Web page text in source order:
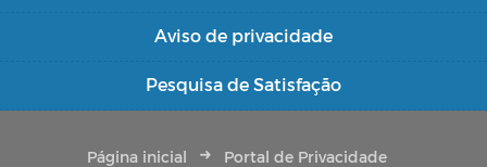
Aviso de privacidade
Pesquisa de Satisfação
Página inicial
Portal de Privacidade